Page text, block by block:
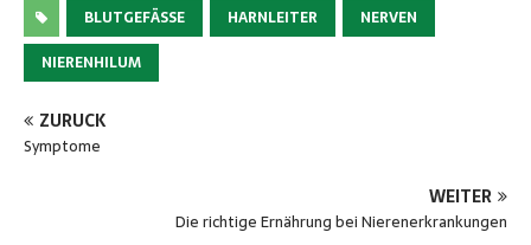
BLUTGEFÄSSE HARNLEITER
NERVEN
NIERENHILUM
ZURÜCK
Symptome
WEITER
Die richtige Ernährung bei Nierenerkrankungen